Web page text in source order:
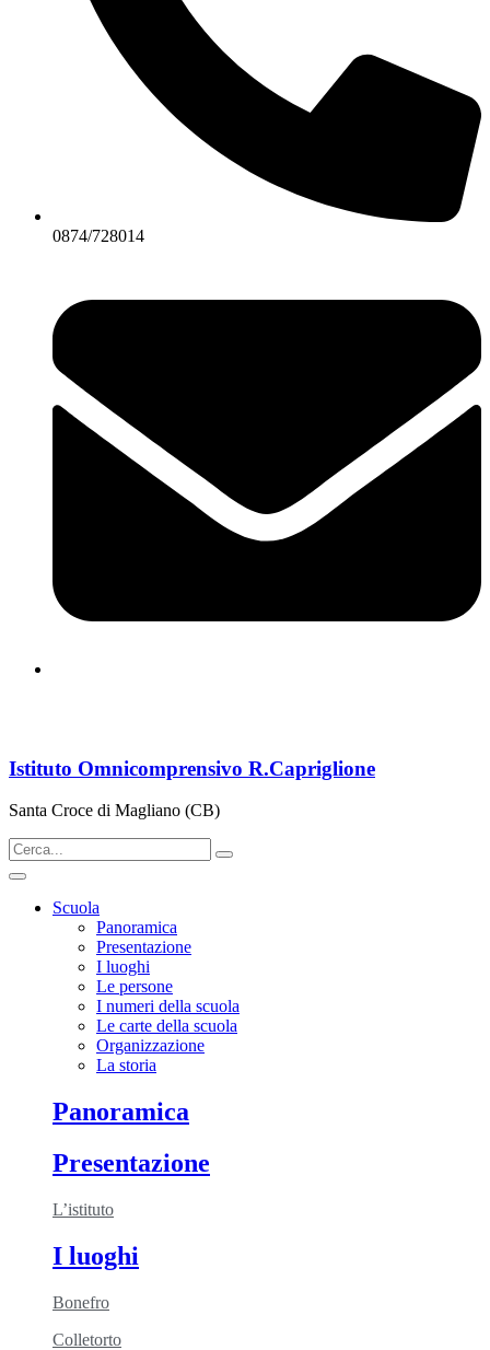
0874/728014
Istituto Omnicomprensivo R.Capriglione
Santa Croce di Magliano (CB)
Scuola
Panoramica
Presentazione
I luoghi
Le persone
I numeri della scuola
Le carte della scuola
Organizzazione
La storia
Panoramica
Presentazione
L’istituto
I luoghi
Bonefro
Colletorto